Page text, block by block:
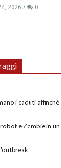
2026 0
i caduti
e Zombie in